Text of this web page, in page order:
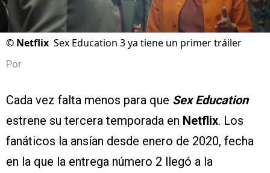
© Netflix Sex Education 3 ya tiene un primer tráiler
Por
Cada vez falta menos para que Sex Education
estrene su tercera temporada en Netflix. Los
fanáticos la ansían desde enero de 2020, fecha
en la que la entrega número 2 llegó a la